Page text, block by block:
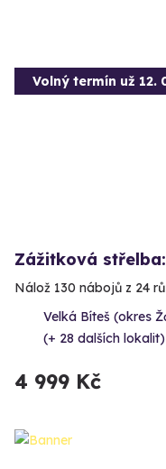
Volný termín už 12.
Zážitková
Nálož 130 nábojů z 24
Velká Bíteš (okres
(+ 28 dalších lokalit)
4 999 Kč